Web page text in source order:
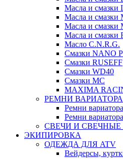
Масла и
Масла и смазки
Масла и смазки
Масла и смазки
Масло C.N.R.G.
Смазки NANO
Смазки RUSEFF
Смазки WD40
Смазки МС
MAXIMA
РЕМНИ ВАРИАТОРА
Ремни
Ремни
СВЕЧИ И СВЕЧНЫЕ
ЭКИПИРОВКА
ОДЕЖДА ДЛЯ ATV
Вейдерсы,